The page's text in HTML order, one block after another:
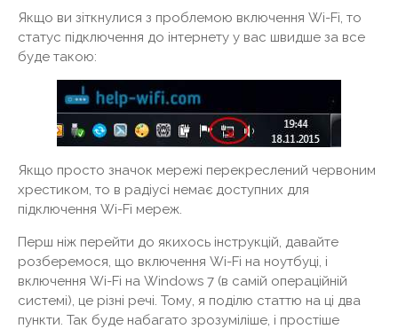
Якщо ви зіткнулися з проблемою включення Wi-Fi, то
статус підключення до інтернету у вас швидше за все
буде такою:
Якщо просто значок мережі перекреслений червоним
хрестиком, то в радіусі немає доступних для
підключення Wi-Fi мереж.
Перш ніж перейти до якихось інструкцій, давайте
розберемося, що включення Wi-Fi на ноутбуці, і
включення Wi-Fi на Windows 7 (в самій операційній
системі), це різні речі. Тому, я поділю статтю на ці два
пункти. Так буде набагато зрозуміліше, і простіше